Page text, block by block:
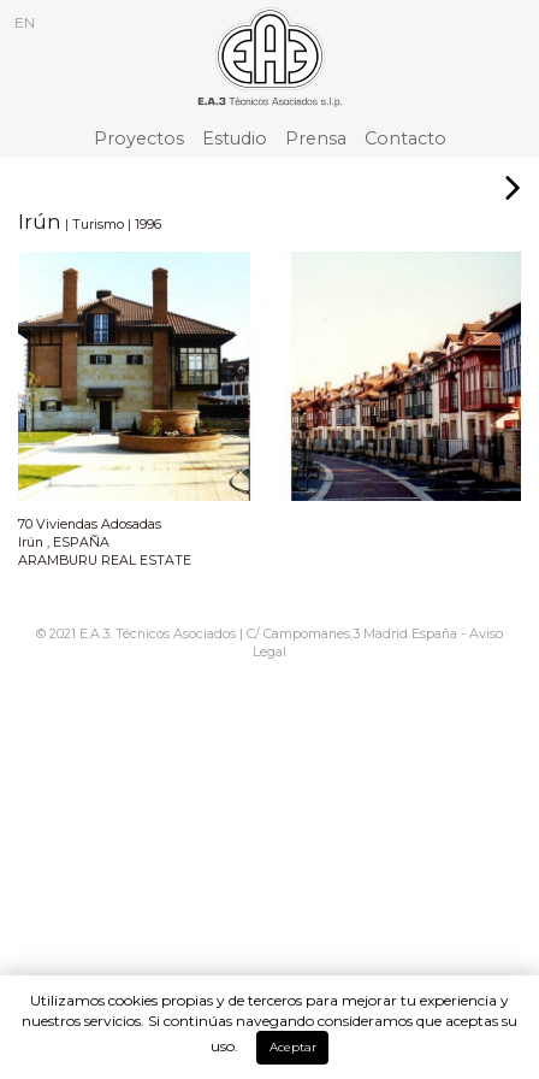
EN
Proyectos Estudio Prensa Contacto
Irún | Turismo | 1996
70 Viviendas Adosadas
Irún , ESPAÑA
ARAMBURU REAL ESTATE
© 2021 E.A.3. Técnicos Asociados | C/ Campomanes,3 Madrid España - Aviso
Legal
Utilizamos cookies propias y de terceros para mejorar tu experiencia y
nuestros servicios. Si continúas navegando consideramos que aceptas su
uso.
Aceptar